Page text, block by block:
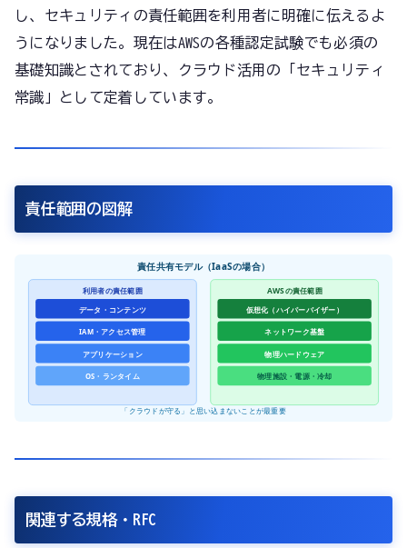
し、セキュリティの責任範囲を利用者に明確に伝えるよ
うになりました。現在はAWSの各種認定試験でも必須の
基礎知識とされており、クラウド活用の「セキュリティ
常識」として定着しています。
責任範囲の図解
責任共有モデル（IaaSの場合）
利用者の責任範囲
データ・コンテンツ
IAM・アクセス管理
アプリケーション
OS・ランタイム
AWSの責任範囲
仮想化（ハイパーバイザー）
ネットワーク基盤
物理ハードウェア
物理施設・電源・冷却
「クラウドが守る」と思い込まないことが最重要
関連する規格・RFC